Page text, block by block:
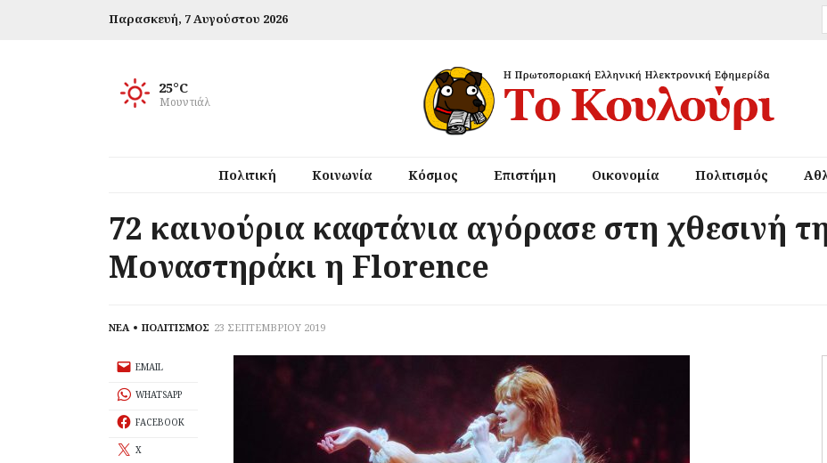
Μουντιάλ
25°C
Παρασκευή, 7 Αυγούστου 2026
Πολιτική Κοινωνία Κόσμος Επιστήμη Οικονομία Πολιτισμός
72 καινούρια καφτάνια αγόρασε στη χθεσινή
Μοναστηράκι η Florence
ΝΕΑ ΠΟΛΙΤΙΣΜΟΣ 23 ΣΕΠΤΕΜΒΡΙΟΥ 2019
EMAIL
WHATSAPP
FACEBOOK
X